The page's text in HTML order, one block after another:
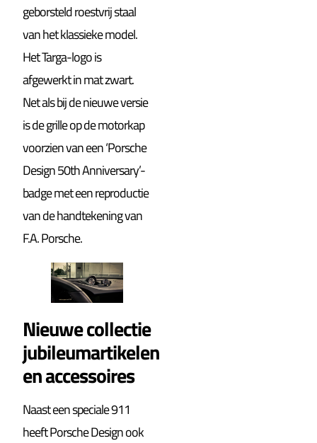
geborsteld roestvrij staal
van het klassieke model.
Het Targa-logo is
afgewerkt in mat zwart.
Net als bij de nieuwe versie
is de grille op de motorkap
voorzien van een ‘Porsche
Design 50th Anniversary’-
badge met een reproductie
van de handtekening van
F.A. Porsche.
Nieuwe collectie
jubileumartikelen
en accessoires
Naast een speciale 911
heeft Porsche Design ook